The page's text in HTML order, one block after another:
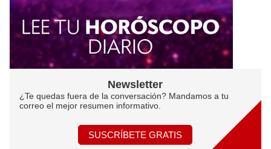
Newsletter
¿Te quedas fuera de la conversación? Mandamos a tu
correo el mejor resumen informativo.
SUSCRÍBETE GRATIS